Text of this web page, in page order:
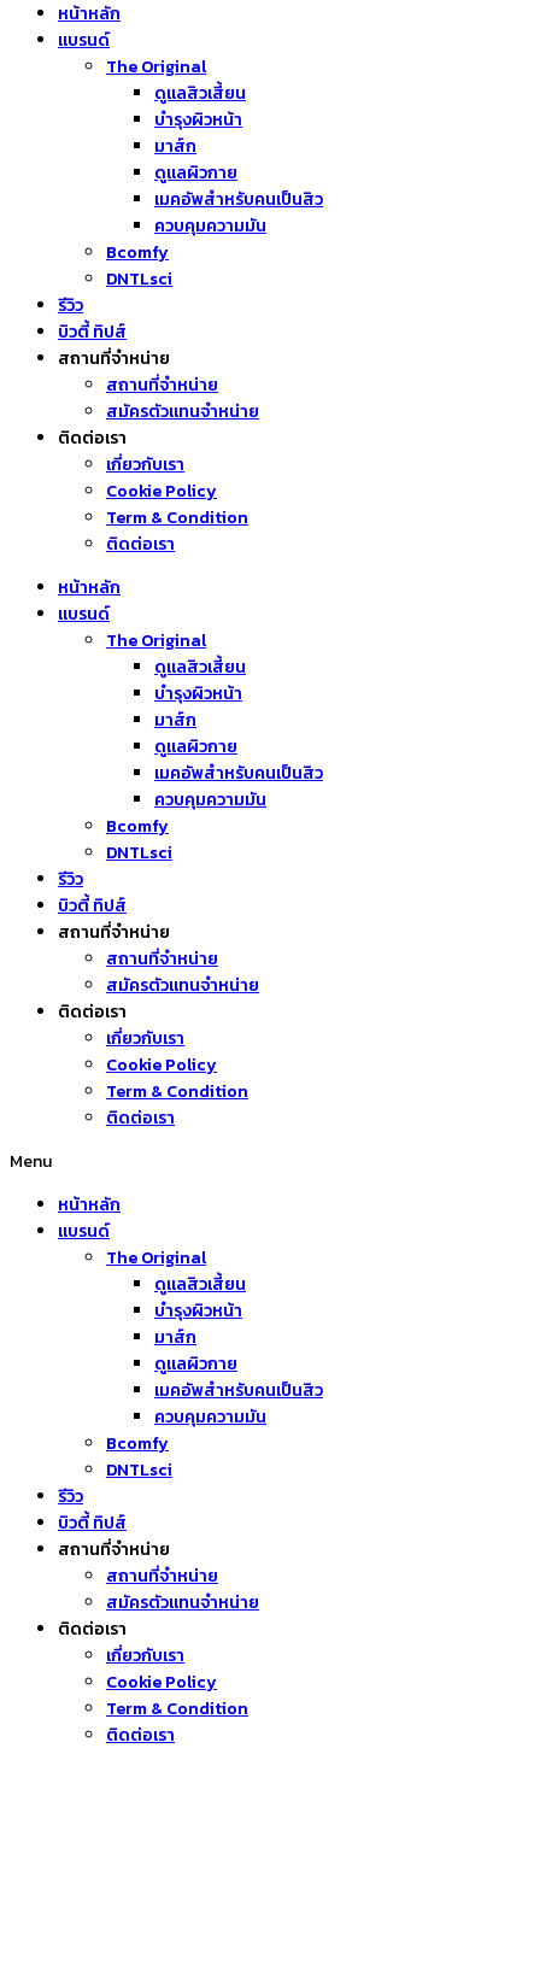
หน้าหลัก
แบรนด์
The Original
ดูแลสิวเสี้ยน
บำรุงผิวหน้า
มาส์ก
ดูแลผิวกาย
เมคอัพสำหรับคนเป็นสิว
ควบคุมความมัน
Bcomfy
DNTLsci
รีวิว
บิวตี้ ทิปส์
สถานที่จำหน่าย
สถานที่จำหน่าย
สมัครตัวแทนจำหน่าย
ติดต่อเรา
เกี่ยวกับเรา
Cookie Policy
Term & Condition
ติดต่อเรา
หน้าหลัก
แบรนด์
The Original
ดูแลสิวเสี้ยน
บำรุงผิวหน้า
มาส์ก
ดูแลผิวกาย
เมคอัพสำหรับคนเป็นสิว
ควบคุมความมัน
Bcomfy
DNTLsci
รีวิว
บิวตี้ ทิปส์
สถานที่จำหน่าย
สถานที่จำหน่าย
สมัครตัวแทนจำหน่าย
ติดต่อเรา
เกี่ยวกับเรา
Cookie Policy
Term & Condition
ติดต่อเรา
Menu
หน้าหลัก
แบรนด์
The Original
ดูแลสิวเสี้ยน
บำรุงผิวหน้า
มาส์ก
ดูแลผิวกาย
เมคอัพสำหรับคนเป็นสิว
ควบคุมความมัน
Bcomfy
DNTLsci
รีวิว
บิวตี้ ทิปส์
สถานที่จำหน่าย
สถานที่จำหน่าย
สมัครตัวแทนจำหน่าย
ติดต่อเรา
เกี่ยวกับเรา
Cookie Policy
Term & Condition
ติดต่อเรา